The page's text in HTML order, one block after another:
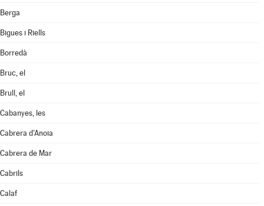
Berga
Bigues i Riells
Borredà
Bruc, el
Brull, el
Cabanyes, les
Cabrera d'Anoia
Cabrera de Mar
Cabrils
Calaf